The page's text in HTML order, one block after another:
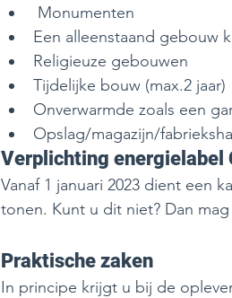
Monumenten
Een alleenstaand gebouw
Religieuze gebouwen
Tijdelijke bouw (max.2 jaar)
Onverwarmde zoals een
Opslag/magazijn/fabriekshal
Verplichting energielabel
Vanaf 1 januari 2023 dient een
tonen. Kunt u dit niet? Dan
Praktische zaken
In principe krijgt u bij de